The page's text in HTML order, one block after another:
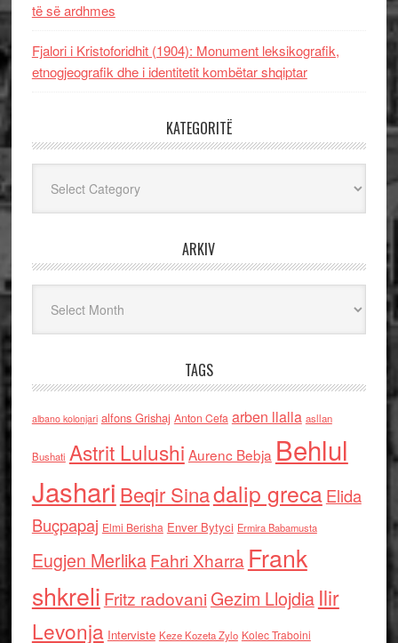
të së ardhmes
Fjalori i Kristoforidhit (1904): Monument leksikografik,
etnogjeografik dhe i identitetit kombëtar shqiptar
KATEGORITË
ARKIV
TAGS
albano kolonjari alfons Grishaj Anton Cefa arben llalla asllan
Bushati Astrit Lulushi Aurenc Bebja Behlul
Jashari Beqir Sinadalip grecaElida
Buçpapaj Elmi Berisha Enver Bytyci Ermira Babamusta
Eugjen MerlikaFahri Xharra Frank
shkreli Fritz radovaniGezim Llojdia Ilir
Levonja Interviste Keze Kozeta Zylo Kolec Traboini